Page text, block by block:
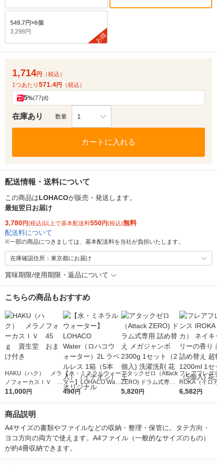
549.7円×6個
3,298円
お得
1,714円
（税込）
1つあたり 571.4円 （税込）
5%(77pt)
在庫あり 数量 1
カートに入れる
配送情報・送料について
この商品はLOHACOが販売・発送します。
最短翌日お届け
3,780円(税込)以上で基本配送料550円(税込)無料
配送料について
※一部の商品につきましては、基本配送料を当社が負担いたします。
在庫確認住所：東京都にお届け
賞味期限/使用期限・返品について
こちらの商品もおすすめ
HAKU（ハク） メラ
ノフォーカスＩＶ 4
5ｇ 資生堂 おまけ
11,000円
【水・ミネラルウォー
ター】LOHACO Wate
r（ロハコウォータ
490円
アタックゼロ（Attack
ZERO) ドラム式専用
詰め替え メガジャン
5,820円
フレアフレグ
ROKA（イロ
イキッドリリ
6,582円
商品説明
A4サイズの書類やファイルなどの収納・整理・保管に。タテ方向・
ヨコ方向の両方で使えます。A4ファイル（一般的なサイズのもの）
が約4冊収納できます。